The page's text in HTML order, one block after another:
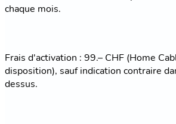
chaque mois.
Frais d'activation : 99.– CHF (Home
disposition), sauf indication contraire
dessus.